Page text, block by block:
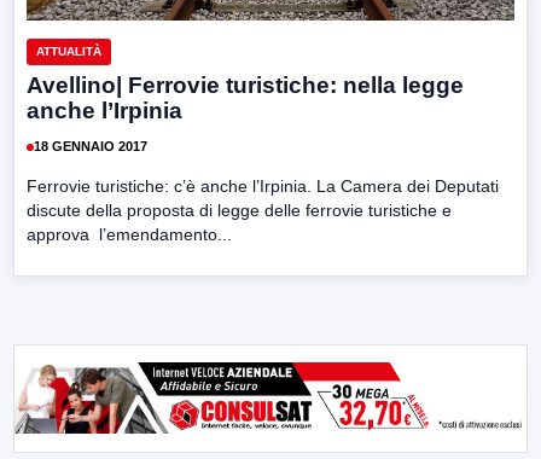
ATTUALITÀ
Avellino| Ferrovie turistiche: nella legge
anche l’Irpinia
18 GENNAIO 2017
Ferrovie turistiche: c’è anche l’Irpinia. La Camera dei Deputati
discute della proposta di legge delle ferrovie turistiche e
approva l’emendamento...